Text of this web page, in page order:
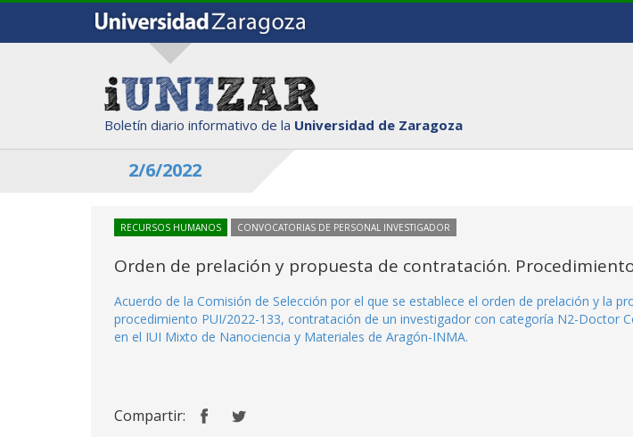
Boletín diario informativo de la Universidad de Zaragoza
2/6/2022
RECURSOS HUMANOS CONVOCATORIAS DE PERSONAL INVESTIGADOR
Orden de prelación y propuesta de contratación.
Acuerdo de la Comisión de Selección por el que se establece el orden de prelación y la
procedimiento PUI/2022-133, contratación de un investigador con categoría N2-Doctor
en el IUI Mixto de Nanociencia y Materiales de Aragón-INMA.
Compartir: